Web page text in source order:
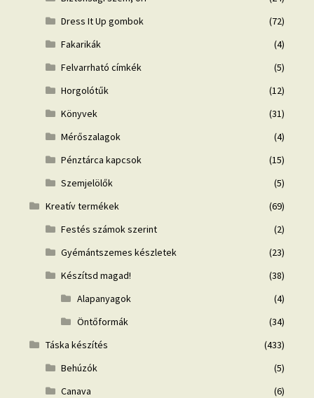
Dress It Up gombok
(72)
Fakarikák
(4)
Felvarrható címkék
(5)
Horgolótűk
(12)
Könyvek
(31)
Mérőszalagok
(4)
Pénztárca kapcsok
(15)
Szemjelölők
(5)
Kreatív termékek
(69)
Festés számok szerint
(2)
Gyémántszemes készletek
(23)
Készítsd magad!
(38)
Alapanyagok
(4)
Öntőformák
(34)
Táska készítés
(433)
Behúzók
(5)
Canava
(6)